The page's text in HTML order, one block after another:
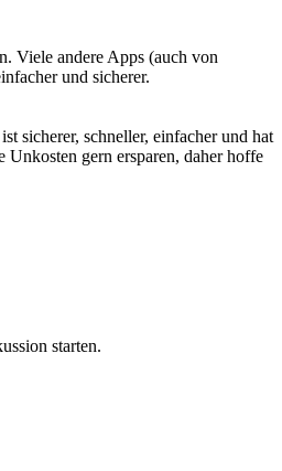
Viele andere Apps (auch von
und sicherer.
sicherer, schneller, einfacher und hat
gern ersparen, daher hoffe
starten.